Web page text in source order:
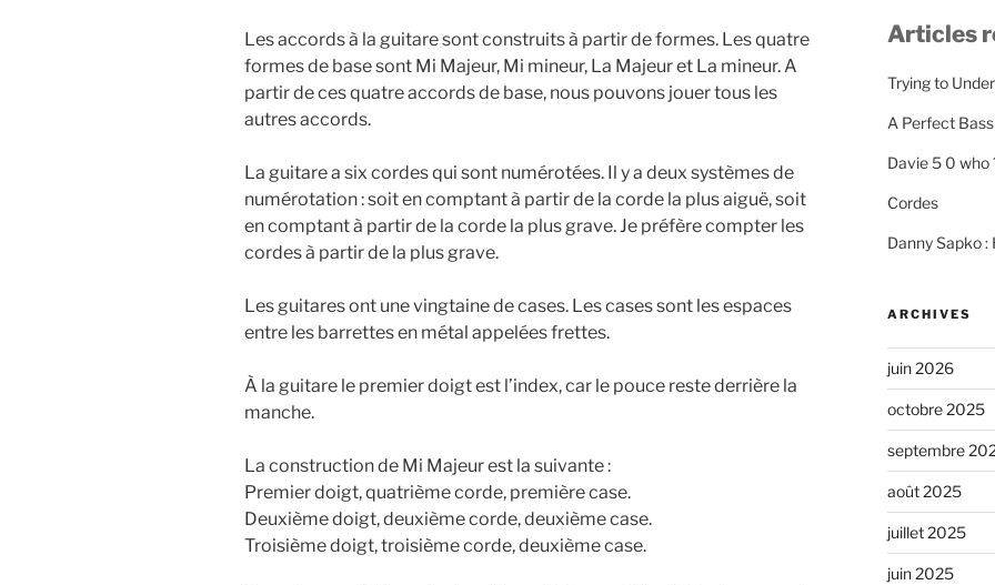
Les accords à la guitare sont construits à partir de formes. Les quatre
formes de base sont Mi Majeur, Mi mineur, La Majeur et La mineur. A
partir de ces quatre accords de base, nous pouvons jouer tous les
autres accords.
La guitare a six cordes qui sont numérotées. Il y a deux systèmes de
numérotation : soit en comptant à partir de la corde la plus aiguë, soit
en comptant à partir de la corde la plus grave. Je préfère compter les
cordes à partir de la plus grave.
Les guitares ont une vingtaine de cases. Les cases sont les espaces
entre les barrettes en métal appelées frettes.
À la guitare le premier doigt est l’index, car le pouce reste derrière la
manche.
La construction de Mi Majeur est la suivante :
Premier doigt, quatrième corde, première case.
Deuxième doigt, deuxième corde, deuxième case.
Troisième doigt, troisième corde, deuxième case.
Articles
Trying to
A Perfect
Davie 5 0 who
Cordes
Danny Sapko :
ARCHIVES
juin 2026
octobre 2025
septembre
août 2025
juillet 2025
juin 2025